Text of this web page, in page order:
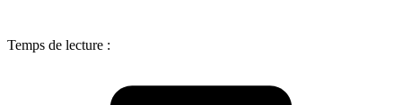
Temps de lecture :